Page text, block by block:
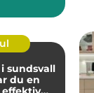
sundsvall
du en